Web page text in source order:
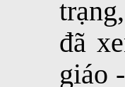
đã
giáo